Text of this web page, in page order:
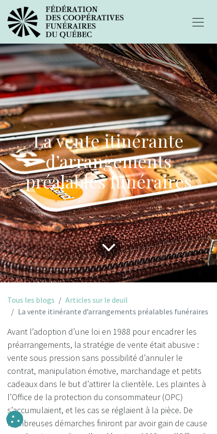
La vente itinérante
d’arrangements
préalables funéraires
Tous les blogs
Articles sur le deuil
La vente itinérante d’arrangements préalables funéraires
Avant l’adoption d’une loi en 1988 pour encadrer les
préarrangements, la stratégie de vente était abusive :
vente sous pression sans possibilité d’annuler le
contrat, manipulation émotive, marchandage et petits
cadeaux dans le but d’attirer la clientèle. Les plaintes à
l’Office de la protection du consommateur (OPC)
s’accumulaient, et les cas se réglaient à la pièce. De
nombreuses démarches finiront par avoir gain de cause